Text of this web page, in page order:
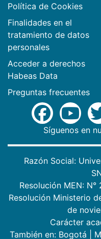
Política de Cookies
Finalidades en el
tratamiento de datos
personales
Acceder a derechos
Habeas Data
Preguntas frecuentes
Síguenos en
Razón Social:
Resolución MEN:
Resolución Ministerio
de
Carácter
También en: Bogotá